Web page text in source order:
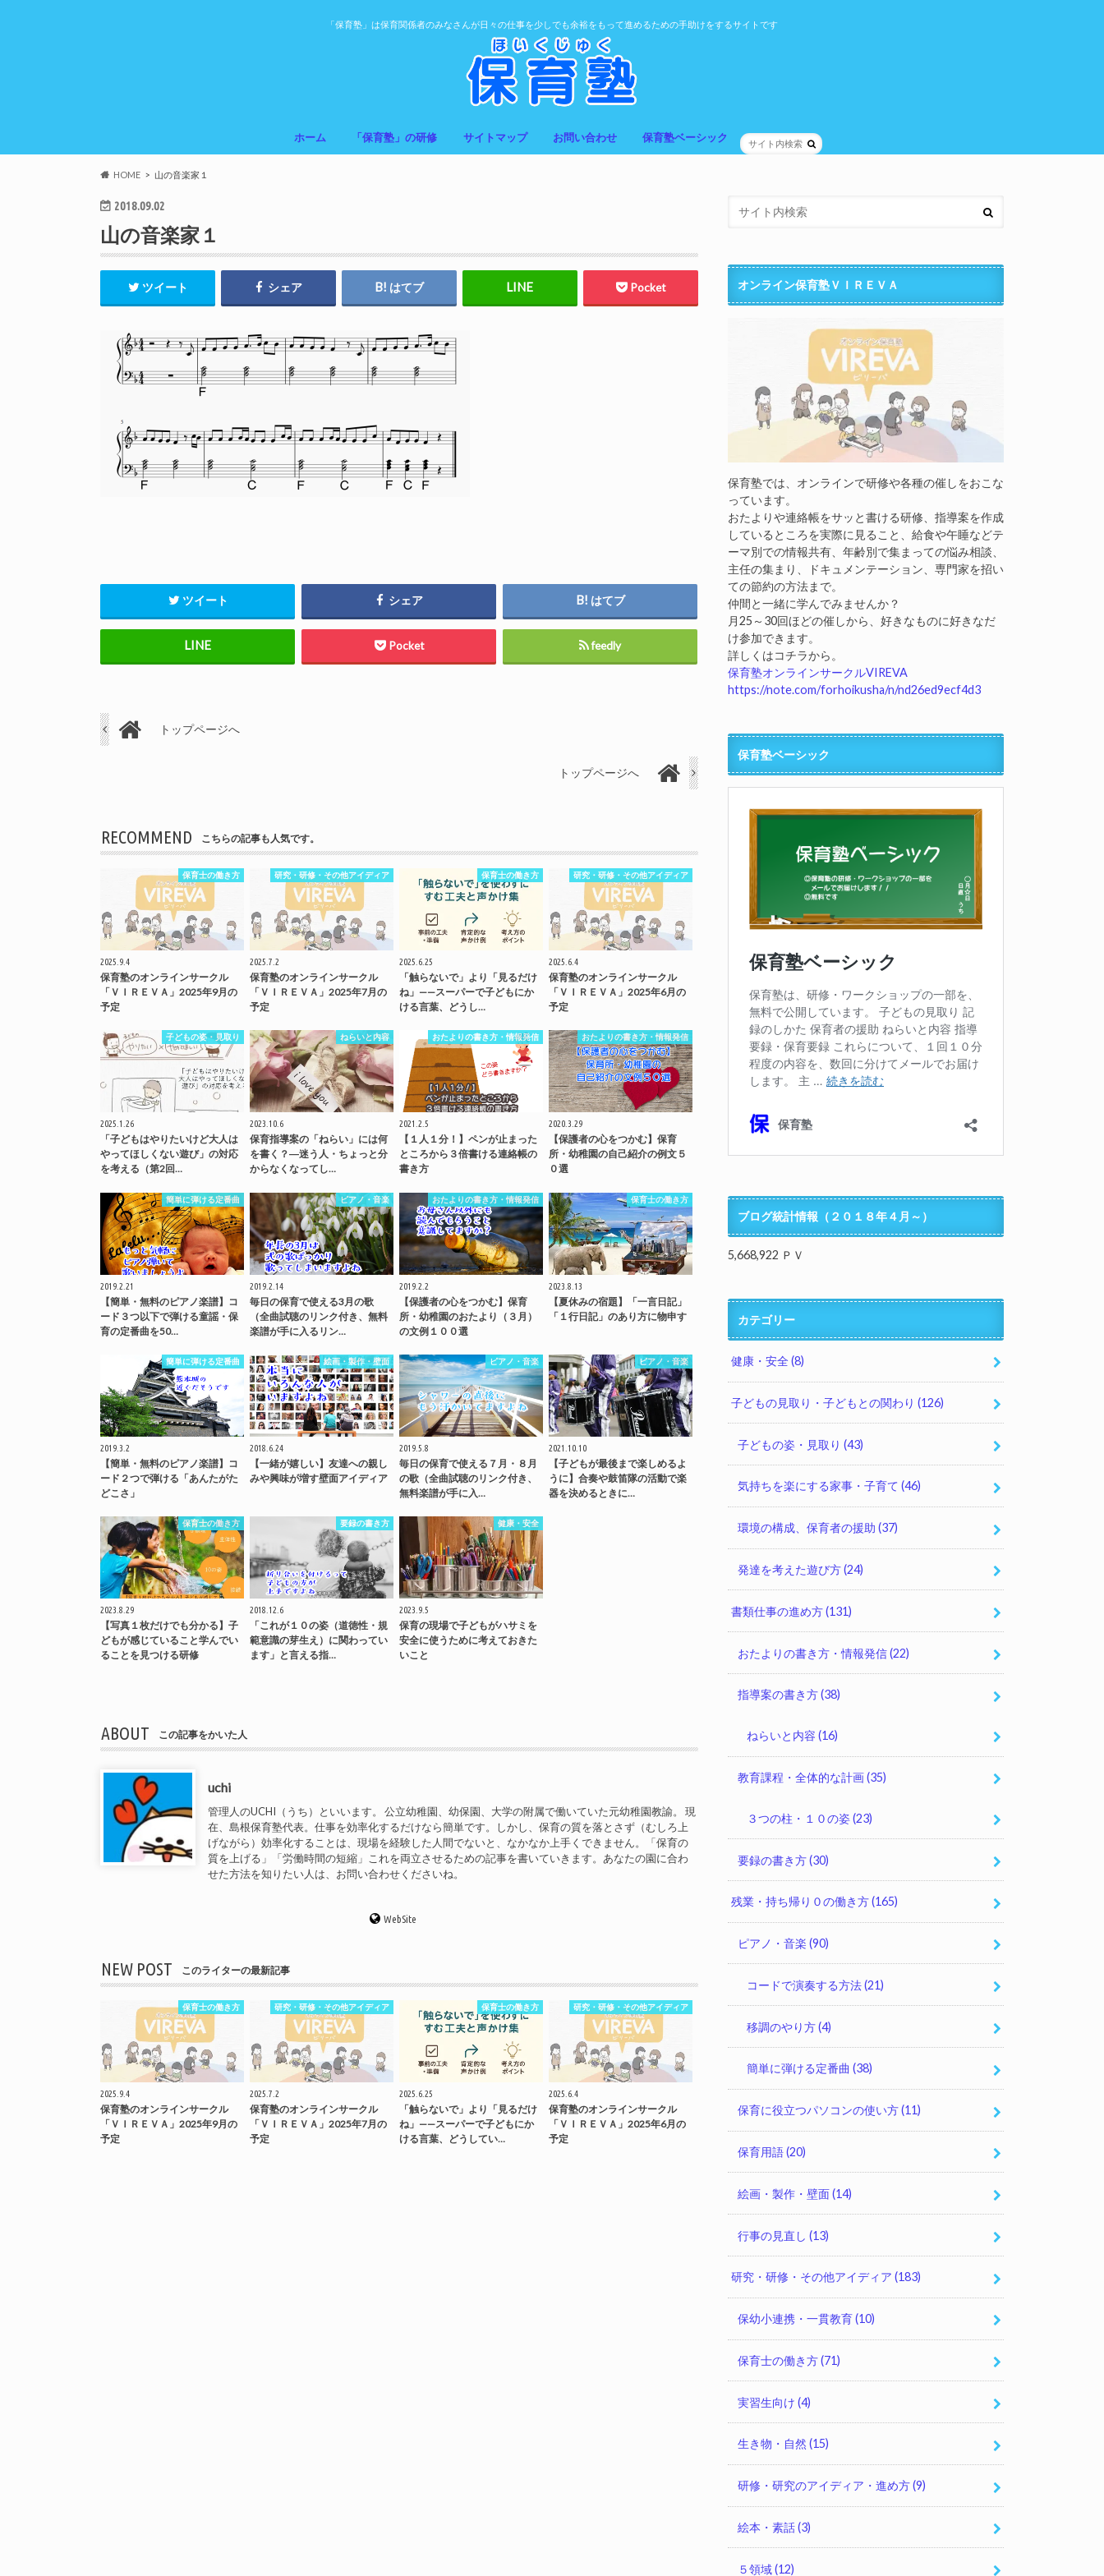
「保育塾」は保育関係者のみなさんが日々の仕事を少しでも余裕をもって進めるための手助けをするサイトです
ホーム 「保育塾」の研修 サイトマップ お問い合わせ 保育塾ベーシック
HOME 山の音楽家１
2018.09.02
山の音楽家１
ツイート シェア はてブ Pocket
ツイート シェア はてブ
Pocket feedly
トップページへ
トップページへ
RECOMMEND こちらの記事も人気です。
保育士の働き方
2025.9.4
保育塾のオンラインサークル
「ＶＩＲＥＶＡ」2025年9月の
予定
研究・研修・その他アイディア
2025.7.2
保育塾のオンラインサークル
「ＶＩＲＥＶＡ」2025年7月の
予定
保育士の働き方
2025.6.25
「触らないで」より「見るだけ
ね」——スーパーで子どもにか
ける言葉、どうし…
研究・研修・その他アイディア
2025.6.4
保育塾のオンラインサークル
「ＶＩＲＥＶＡ」2025年6月の
予定
子どもの姿・見取り
2025.1.26
「子どもはやりたいけど大人は
やってほしくない遊び」の対応
を考える（第2回…
ねらいと内容
2023.10.6
保育指導案の「ねらい」には何
を書く？―迷う人・ちょっと分
からなくなってし…
おたよりの書き方・情報発信
2021.2.5
【１人１分！】ペンが止まった
ところから３倍書ける連絡帳の
書き方
おたよりの書き方・情報発信
2020.3.29
【保護者の心をつかむ】保育
所・幼稚園の自己紹介の例文５
０選
簡単に弾ける定番曲
2019.2.21
【簡単・無料のピアノ楽譜】コ
ード３つ以下で弾ける童謡・保
育の定番曲を50…
ピアノ・音楽
2019.2.14
毎日の保育で使える3月の歌
（全曲試聴のリンク付き、無料
楽譜が手に入るリン…
おたよりの書き方・情報発信
2019.2.2
【保護者の心をつかむ】保育
所・幼稚園のおたより（３月）
の文例１００選
保育士の働き方
2023.8.13
【夏休みの宿題】「一言日記」
「１行日記」のあり方に物申す
簡単に弾ける定番曲
2019.3.2
【簡単・無料のピアノ楽譜】コ
ード２つで弾ける「あんたがた
どこさ」
絵画・製作・壁面
2018.6.24
【一緒が嬉しい】友達への親し
みや興味が増す壁面アイディア
ピアノ・音楽
2019.5.8
毎日の保育で使える７月・８月
の歌（全曲試聴のリンク付き、
無料楽譜が手に入…
ピアノ・音楽
2021.10.10
【子どもが最後まで楽しめるよ
うに】合奏や鼓笛隊の活動で楽
器を決めるときに…
保育士の働き方
2023.8.29
【写真１枚だけでも分かる】子
どもが感じていること学んでい
ることを見つける研修
要録の書き方
2018.12.6
「これが１０の姿（道徳性・規
範意識の芽生え）に関わってい
ます」と言える指…
健康・安全
2023.9.5
保育の現場で子どもがハサミを
安全に使うために考えておきた
いこと
ABOUT この記事をかいた人
uchi
管理人のUCHI（うち）といいます。 公立幼稚園、幼保園、大学の附属で働いていた元幼稚園教諭。 現
在、島根保育塾代表。仕事を効率化するだけなら簡単です。しかし、保育の質を落とさず（むしろ上
げながら）効率化することは、現場を経験した人間でないと、なかなか上手くできません。「保育の
質を上げる」「労働時間の短縮」これを両立させるための記事を書いていきます。あなたの園に合わ
せた方法を知りたい人は、お問い合わせくださいね。
WebSite
NEW POST このライターの最新記事
保育士の働き方
2025.9.4
保育塾のオンラインサークル
「ＶＩＲＥＶＡ」2025年9月の
予定
研究・研修・その他アイディア
2025.7.2
保育塾のオンラインサークル
「ＶＩＲＥＶＡ」2025年7月の
予定
保育士の働き方
2025.6.25
「触らないで」より「見るだけ
ね」——スーパーで子どもにか
ける言葉、どうしてい…
研究・研修・その他アイディア
2025.6.4
保育塾のオンラインサークル
「ＶＩＲＥＶＡ」2025年6月の
予定
オンライン保育塾ＶＩＲＥＶＡ
保育塾では、オンラインで研修や各種の催しをおこな
っています。
おたよりや連絡帳をサッと書ける研修、指導案を作成
しているところを実際に見ること、給食や午睡などテ
ーマ別での情報共有、年齢別で集まっての悩み相談、
主任の集まり、ドキュメンテーション、専門家を招い
ての節約の方法まで。
仲間と一緒に学んでみませんか？
月25～30回ほどの催しから、好きなものに好きなだ
け参加できます。
詳しくはコチラから。
保育塾オンラインサークルVIREVA
https://note.com/forhoikusha/n/nd26ed9ecf4d3
保育塾ベーシック
ブログ統計情報（２０１８年４月～）
5,668,922 ＰＶ
カテゴリー
健康・安全(8)
子どもの見取り・子どもとの関わり(126)
子どもの姿・見取り (43)
気持ちを楽にする家事・子育て (46)
環境の構成、保育者の援助 (37)
発達を考えた遊び方(24)
書類仕事の進め方(131)
おたよりの書き方・情報発信(22)
指導案の書き方(38)
ねらいと内容(16)
教育課程・全体的な計画(35)
３つの柱・１０の姿(23)
要録の書き方(30)
残業・持ち帰り０の働き方(165)
ピアノ・音楽 (90)
コードで演奏する方法(21)
移調のやり方(4)
簡単に弾ける定番曲(38)
保育に役立つパソコンの使い方(11)
保育用語(20)
絵画・製作・壁面(14)
行事の見直し (13)
研究・研修・その他アイディア(183)
保幼小連携・一貫教育(10)
保育士の働き方(71)
実習生向け (4)
生き物・自然 (15)
研修・研究のアイディア・進め方(9)
絵本・素話(3)
５領域(12)